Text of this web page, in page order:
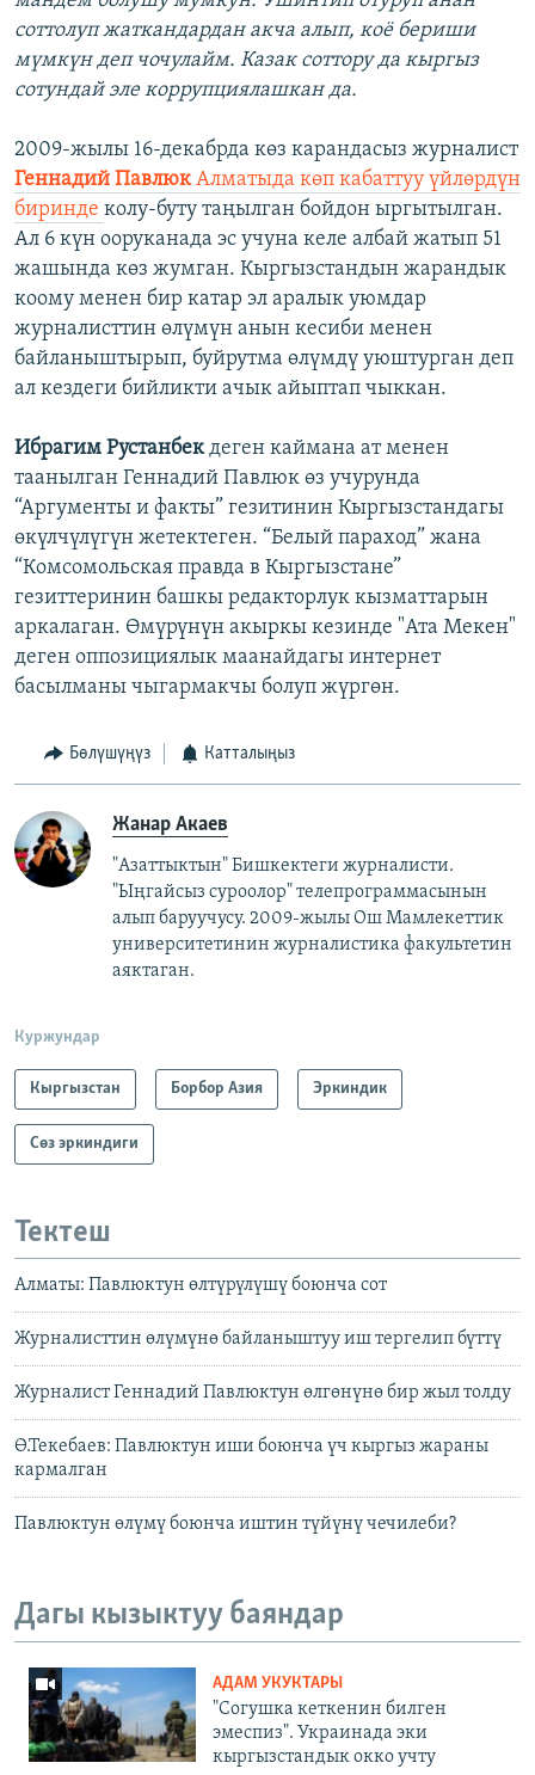
соттолуп жаткандардан акча алып, коё бериши
мүмкүн деп чочулайм. Казак соттору да кыргыз
сотундай эле коррупциялашкан да.
2009-жылы 16-декабрда көз карандасыз журналист
Геннадий ПавлюкАлматыда көп кабаттуу үйлөрдүн
биринде колу-буту таңылган бойдон ыргытылган.
Ал 6 күн ооруканада эс учуна келе албай жатып 51
жашында көз жумган. Кыргызстандын жарандык
коому менен бир катар эл аралык уюмдар
журналисттин өлүмүн анын кесиби менен
байланыштырып, буйрутма өлүмдү уюштурган деп
ал кездеги бийликти ачык айыптап чыккан.
Ибрагим Рустанбекдеген каймана ат менен
таанылган Геннадий Павлюк өз учурунда
“Аргументы и факты” гезитинин Кыргызстандагы
өкүлчүлүгүн жетектеген. “Белый параход” жана
“Комсомольская правда в Кыргызстане”
гезиттеринин башкы редакторлук кызматтарын
аркалаган. Өмүрүнүн акыркы кезинде "Ата Мекен"
деген оппозициялык маанайдагы интернет
басылманы чыгармакчы болуп жүргөн.
Бөлүшүңүз Катталыңыз
Жанар Акаев
"Азаттыктын" Бишкектеги журналисти.
"Ыңгайсыз суроолор" телепрограммасынын
алып баруучусу. 2009-жылы Ош Мамлекеттик
университетинин журналистика факультетин
аяктаган.
Куржундар
Кыргызстан Борбор Азия Эркиндик
Сөз эркиндиги
Тектеш
Алматы: Павлюктун өлтүрүлүшү боюнча сот
Журналисттин өлүмүнө байланыштуу иш тергелип бүттү
Журналист Геннадий Павлюктун өлгөнүнө бир жыл толду
Ө.Текебаев: Павлюктун иши боюнча үч кыргыз жараны
кармалган
Павлюктун өлүмү боюнча иштин түйүнү чечилеби?
Дагы кызыктуу баяндар
АДАМ УКУКТАРЫ
"Согушка кеткенин билген
эмеспиз". Украинада эки
кыргызстандык окко учту